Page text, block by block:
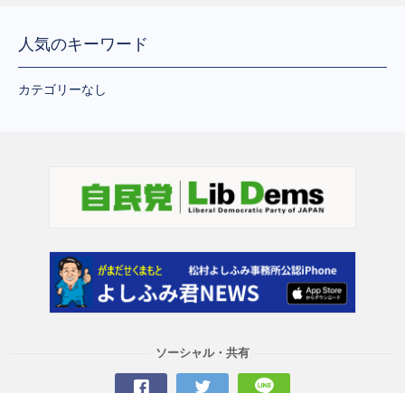
人気のキーワード
カテゴリーなし
ソーシャル・共有